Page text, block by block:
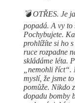
💣 OTŘES. Je
popadá. A vy to
Pochybujete.
prohlížíte si ho
ruce rozpadne
skládáme léta.
„nemohli říct“.
myslí, že jsme
pomůže. Nikdo
dopadu bomby